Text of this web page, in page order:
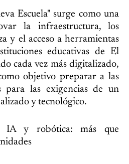
Escuela" surge como una
la infraestructura, los
y el acceso a herramientas
educativas de El
cada vez más digitalizado,
objetivo preparar a las
para las exigencias de un
y tecnológico.
IA y robótica: más que